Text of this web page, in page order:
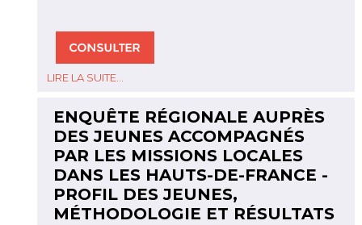
LIRE LA SUITE...
ENQUÊTE RÉGIONALE AUPRÈS
DES JEUNES ACCOMPAGNÉS
PAR LES MISSIONS LOCALES
DANS LES HAUTS-DE-FRANCE -
PROFIL DES JEUNES,
MÉTHODOLOGIE ET RÉSULTATS